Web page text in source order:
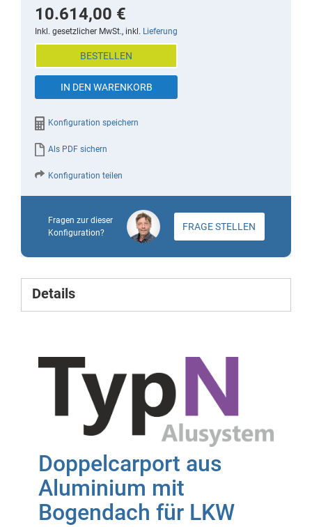
images
10.614,00 €
Inkl. gesetzlicher MwSt., inkl. Lieferung
IN DEN WARENKORB
BESTELLEN
Konfiguration speichern
Als PDF sichern
Konfiguration teilen
Fragen zur dieser
Konfiguration?
FRAGE STELLEN
Details
Doppelcarport aus
Aluminium mit
Bogendach für LKW